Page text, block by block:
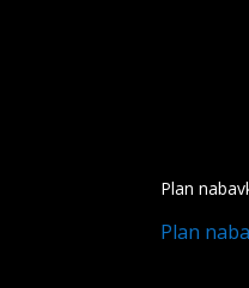
Plan
Plan